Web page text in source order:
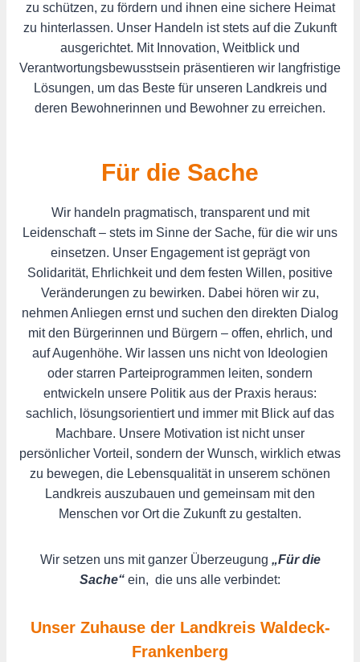
zu schützen, zu fördern und ihnen eine sichere Heimat
zu hinterlassen. Unser Handeln ist stets auf die Zukunft
ausgerichtet. Mit Innovation, Weitblick und
Verantwortungsbewusstsein präsentieren wir langfristige
Lösungen, um das Beste für unseren Landkreis und
deren Bewohnerinnen und Bewohner zu erreichen.
Für die Sache
Wir handeln pragmatisch, transparent und mit
Leidenschaft – stets im Sinne der Sache, für die wir uns
einsetzen. Unser Engagement ist geprägt von
Solidarität, Ehrlichkeit und dem festen Willen, positive
Veränderungen zu bewirken. Dabei hören wir zu,
nehmen Anliegen ernst und suchen den direkten Dialog
mit den Bürgerinnen und Bürgern – offen, ehrlich, und
auf Augenhöhe. Wir lassen uns nicht von Ideologien
oder starren Parteiprogrammen leiten, sondern
entwickeln unsere Politik aus der Praxis heraus:
sachlich, lösungsorientiert und immer mit Blick auf das
Machbare. Unsere Motivation ist nicht unser
persönlicher Vorteil, sondern der Wunsch, wirklich etwas
zu bewegen, die Lebensqualität in unserem schönen
Landkreis auszubauen und gemeinsam mit den
Menschen vor Ort die Zukunft zu gestalten.
Wir setzen uns mit ganzer Überzeugung „Für die
Sache“ ein, die uns alle verbindet:
Unser Zuhause der Landkreis Waldeck-
Frankenberg